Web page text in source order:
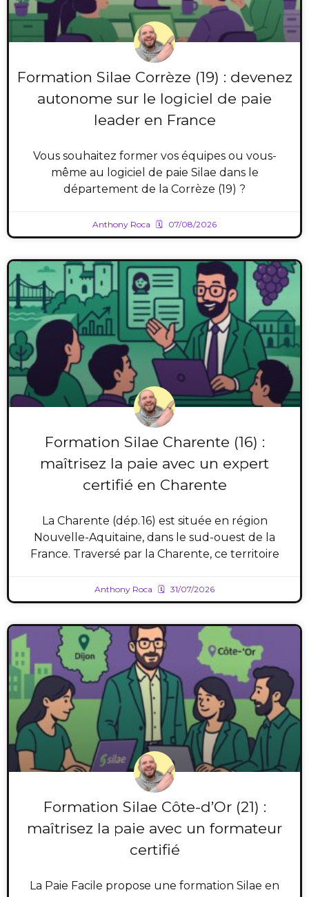
Formation Silae Corrèze (19) : devenez
autonome sur le logiciel de paie
leader en France
Vous souhaitez former vos équipes ou vous-
même au logiciel de paie Silae dans le
département de la Corrèze (19) ?
Anthony Roca 07/08/2026
Formation Silae Charente (16) :
maîtrisez la paie avec un expert
certifié en Charente
La Charente (dép. 16) est située en région
Nouvelle-Aquitaine, dans le sud-ouest de la
France. Traversé par la Charente, ce territoire
Anthony Roca 31/07/2026
Formation Silae Côte-d’Or (21) :
maîtrisez la paie avec un formateur
certifié
La Paie Facile propose une formation Silae en